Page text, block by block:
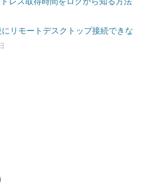
リモートデスクトップ接続できな